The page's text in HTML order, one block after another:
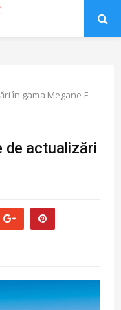
în gama Megane E-
de actualizări